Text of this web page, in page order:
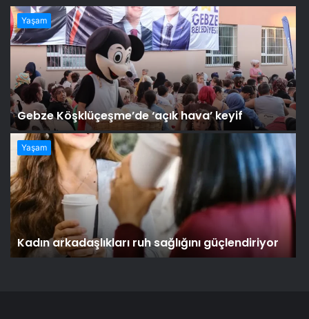
Yaşam
Gebze Köşklüçeşme’de ‘açık hava’ keyif
Yaşam
Kadın arkadaşlıkları ruh sağlığını güçlendiriyor